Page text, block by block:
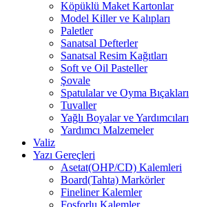
Köpüklü Maket Kartonlar
Model Killer ve Kalıpları
Paletler
Sanatsal Defterler
Sanatsal Resim Kağıtları
Soft ve Oil Pasteller
Şovale
Spatulalar ve Oyma Bıçakları
Tuvaller
Yağlı Boyalar ve Yardımcıları
Yardımcı Malzemeler
Valiz
Yazı Gereçleri
Asetat(OHP/CD) Kalemleri
Board(Tahta) Markörler
Fineliner Kalemler
Fosforlu Kalemler